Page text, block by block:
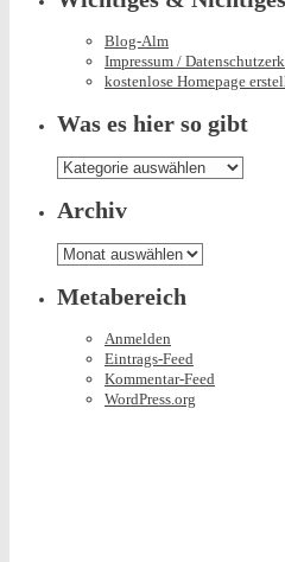
Blog-Alm
Impressum /
kostenlose Homepage
Was es hier so gibt
Was
es
hier
so
gibt
Archiv
Archiv
Metabereich
Anmelden
Eintrags-Feed
Kommentar-Feed
WordPress.org